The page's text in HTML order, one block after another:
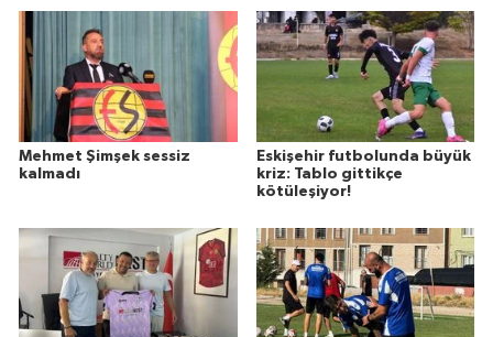
Mehmet Şimşek sessiz
kalmadı
Eskişehir futbolunda büyük
kriz: Tablo gittikçe
kötüleşiyor!